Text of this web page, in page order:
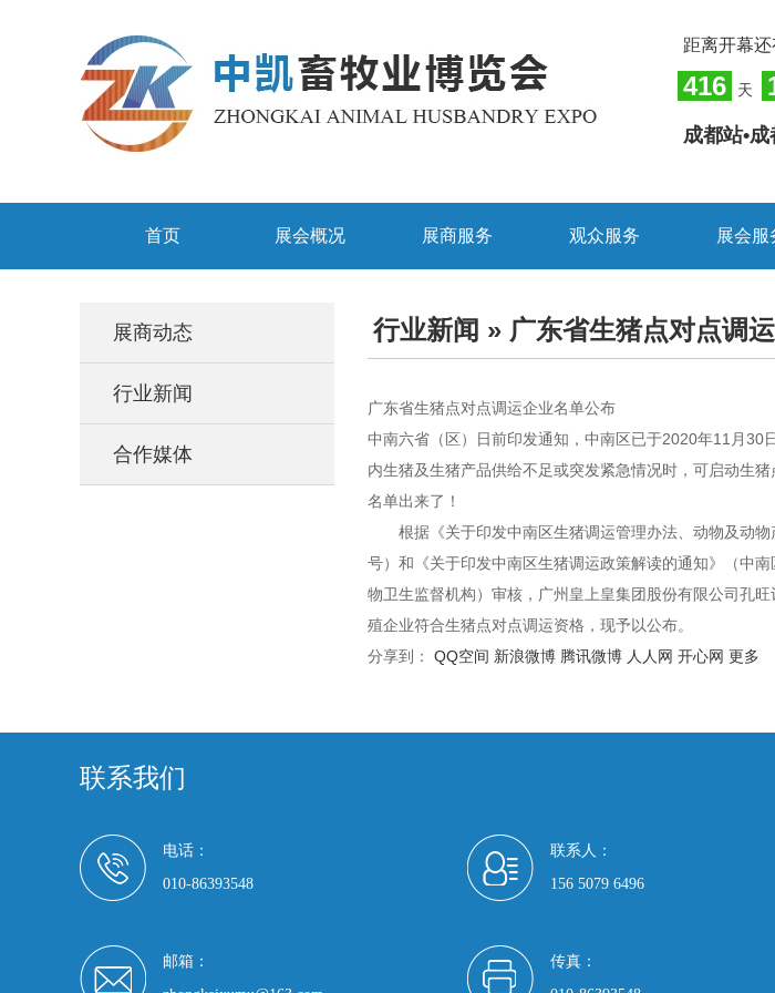
距离开幕还
416 天
成都站•
首页 展会概况 展商服务 观众服务 展会服
展商动态
行业新闻
合作媒体
行业新闻 » 广东省生猪点对点调
广东省生猪点对点调运企业名单公布
中南六省（区）日前印发通知，中南区已于2020年11月
内生猪及生猪产品供给不足或突发紧急情况时，可启动生
名单出来了！
根据《关于印发中南区生猪调运管理办法、动物及动物
号）和《关于印发中南区生猪调运政策解读的通知》（中
物卫生监督机构）审核，广州皇上皇集团股份有限公司孔
殖企业符合生猪点对点调运资格，现予以公布。
分享到：
QQ空间 新浪微博 腾讯微博 人人网 开心网 更多
联系我们
电话：
010-86393548
联系人：
156 5079 6496
邮箱：
传真：